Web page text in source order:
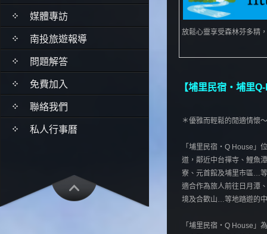
媒體專訪
南投旅遊報導
問題解答
免費加入
聯絡我們
私人行事曆
放鬆心靈享受森林芬多精
【埔里民宿‧埔里
＊優雅而輕鬆的閒適情懷～
「埔里民宿‧Q House」
道，鄰近中台禪寺、鯉魚
寮、元首館及埔里市區…
適合作為旅人前往日月潭
境及合歡山…等地踏遊的
「埔里民宿‧Q House」